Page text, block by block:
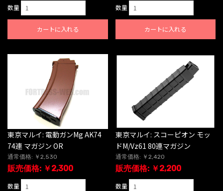
数量
カートに入れる
数量
カートに入れる
東京マルイ: 電動ガンMg AK74
74連 マガジン OR
通常価格: ￥2,530
販売価格: ￥2,300
数量
東京マルイ: スコーピオン モッ
ドM/Vz61 80連マガジン
通常価格: ￥2,420
販売価格: ￥2,200
数量